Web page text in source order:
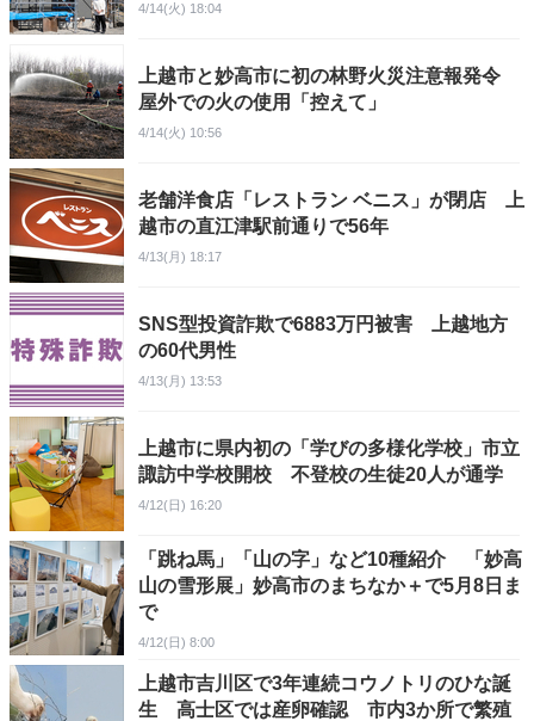
4/14(火) 18:04
上越市と妙高市に初の林野火災注意報発令
屋外での火の使用「控えて」
4/14(火) 10:56
老舗洋食店「レストラン ベニス」が閉店 上
越市の直江津駅前通りで56年
4/13(月) 18:17
SNS型投資詐欺で6883万円被害 上越地方
の60代男性
4/13(月) 13:53
上越市に県内初の「学びの多様化学校」市立
諏訪中学校開校 不登校の生徒20人が通学
4/12(日) 16:20
「跳ね馬」「山の字」など10種紹介 「妙高
山の雪形展」妙高市のまちなか＋で5月8日ま
で
4/12(日) 8:00
上越市吉川区で3年連続コウノトリのひな誕
生 高士区では産卵確認 市内3か所で繁殖